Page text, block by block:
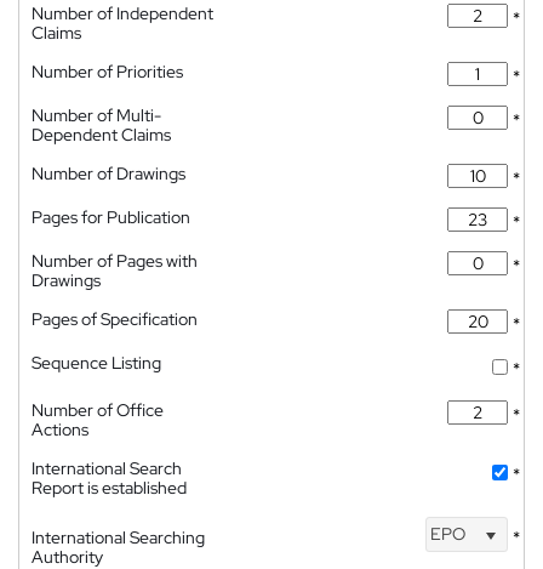
Number of Independent
Claims
*
Number of Priorities
*
Number of Multi-
Dependent Claims
*
Number of Drawings
*
Pages for Publication
*
Number of Pages with
Drawings
*
Pages of Specification
*
Sequence Listing
*
Number of Office
Actions
*
International Search
Report is established
*
International Searching
Authority
EPO *